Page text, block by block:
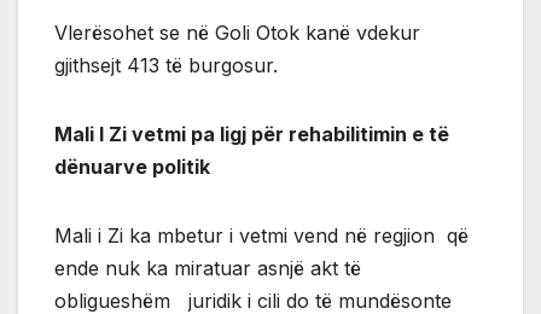
Vlerësohet se në Goli Otok kanë vdekur
gjithsejt 413 të burgosur.
Mali I Zi vetmi pa ligj për rehabilitimin e të
dënuarve politik
Mali i Zi ka mbetur i vetmi vend në regjion që
ende nuk ka miratuar asnjë akt të
obligueshëm juridik i cili do të mundësonte